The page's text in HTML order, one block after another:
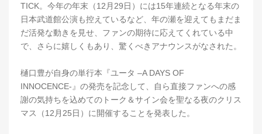
TICK。今年の年末（12月29日）には15年連続となる年末の
日本武道館公演も控えているなど、年の瀬を迎えてもまだま
だ活発な動きを見せ、ファンの期待に応えてくれている中
で、さらに嬉しくもあり、驚くべきアナウンスがなされた。
樋口豊が自身の単行本『ユータ –A DAYS OF
INNOCENCE-』の発売を記念して、自ら直接ファンへの感
謝の気持ちを込めてのトーク＆サイン会を聖なる夜のクリス
マス（12月25日）に開催することを発表した。